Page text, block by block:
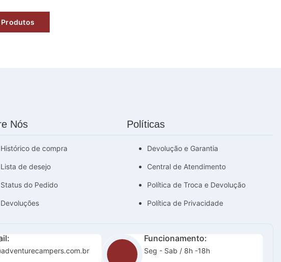
Produtos
Nós
Histórico de compra
Lista de desejo
Status do Pedido
Devoluções
Políticas
Devolução e Garantia
Central de Atendimento
Política de Troca e Devolução
Política de Privacidade
Funcionamento:
Seg - Sab / 8h -18h